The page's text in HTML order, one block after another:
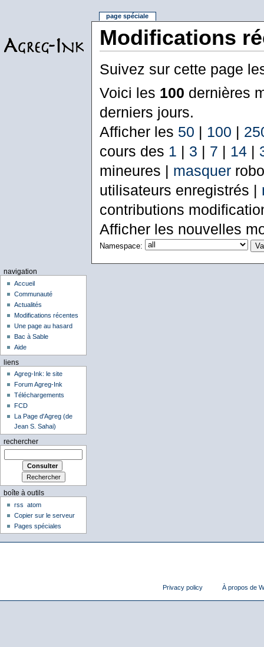
Modifications
Suivez sur cette page
Voici les 100 dernières
derniers jours.
Afficher les 50 | 100 |
cours des 1 | 3 | 7 | 14|
mineures | masquer
utilisateurs enregistrés |
contributions
Afficher les nouvelles
Namespace:
page spéciale
navigation
Accueil
Communauté
Actualités
Modifications récentes
Une page au hasard
Bac à Sable
Aide
liens
Agreg-Ink: le site
Forum Agreg-Ink
Téléchargements
FCD
La Page d'Agreg (de
Jean S. Sahai)
rechercher
boîte à outils
rss
atom
Copier sur le serveur
Pages spéciales
Privacy policy À propos de